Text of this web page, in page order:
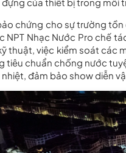
chứng cho sự trường tồn
NPT Nhạc Nước Pro chế
thuật, việc kiểm soát các
tiêu chuẩn chống nước
đảm bảo show diễn